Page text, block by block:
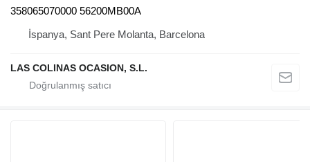
358065070000 56200MB00A
İspanya, Sant Pere Molanta, Barcelona
LAS COLINAS OCASION, S.L.